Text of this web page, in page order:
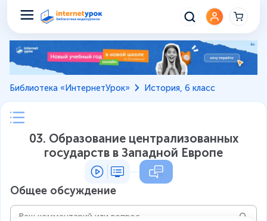
Библиотека «ИнтернетУрок» История, 6 класс
03. Образование централизованных
государств в Западной Европе
Общее обсуждение